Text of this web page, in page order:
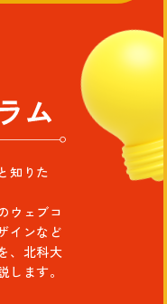
知りた
ウェブコ
インなど
、北科大
ます。